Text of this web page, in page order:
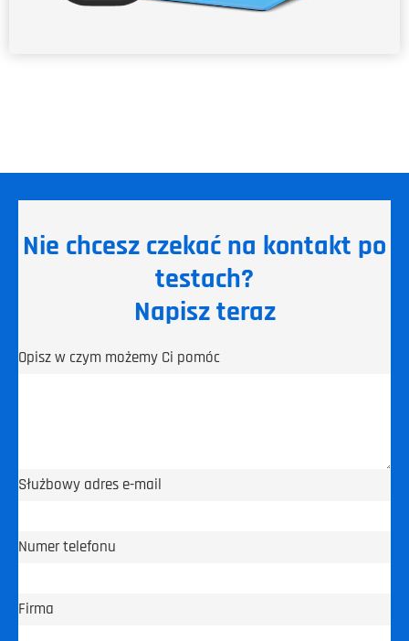
Nie chcesz czekać na kontakt po
testach?
Napisz teraz
Opisz w czym możemy Ci pomóc
Służbowy adres e-mail
Numer telefonu
Firma